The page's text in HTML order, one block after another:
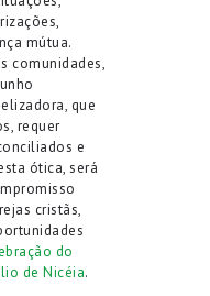
mútua.
comunidades,
que
requer
e
ótica, será
cristãs,
do
de Nicéia.